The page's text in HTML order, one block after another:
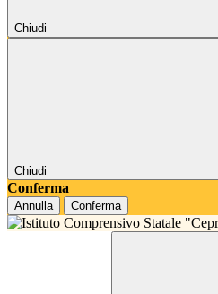
Chiudi
Chiudi
Conferma
Annulla Conferma